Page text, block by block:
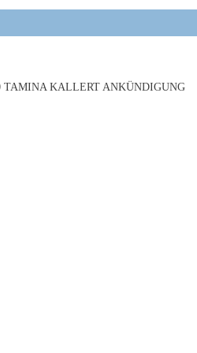
TAMINA KALLERT ANKÜNDIGUNG